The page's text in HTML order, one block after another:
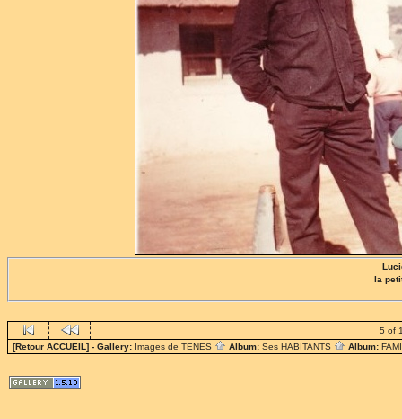
la
5 of
[Retour ACCUEIL] - Gallery: Images de TENES Album: Ses HABITANTS Album: